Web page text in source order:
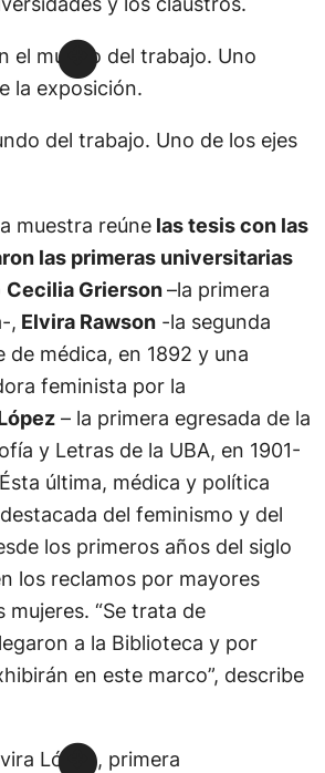
del trabajo. Uno de los ejes
muestra reúnelas tesis con las
las primeras universitarias
Cecilia Grierson–la primera
, Elvira Rawson-la segunda
de médica, en 1892 y una
feminista por la
– la primera egresada de la
y Letras de la UBA, en 1901-
última, médica y política
del feminismo y del
los primeros años del siglo
los reclamos por mayores
mujeres. “Se trata de
a la Biblioteca y por
en este marco”, describe